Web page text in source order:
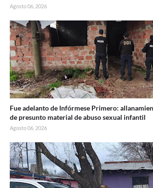
Agosto 06, 2026
Fue adelanto de Infórmese Primero:
de presunto material de abuso sexual infantil
Agosto 06, 2026